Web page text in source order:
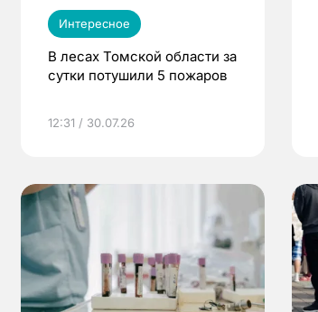
Интересное
В лесах Томской области за
сутки потушили 5 пожаров
12:31 / 30.07.26